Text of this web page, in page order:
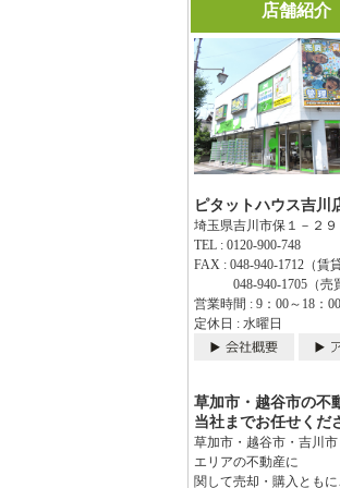
店舗紹介
ピタットハウス吉川
埼玉県吉川市保１－２９
TEL : 0120-900-748
FAX : 048-940-1712（賃貸
048-940-1705（売買
営業時間 : 9：00～18：00
定休日 : 水曜日
草加市・越谷市の不
当社までお任せくだ
草加市・越谷市・吉川
エリアの不動産に
関して売却・購入とも